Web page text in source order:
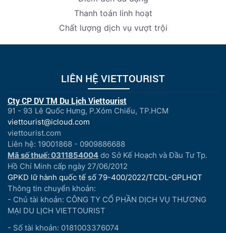
Thanh toán linh hoạt
Chất lượng dịch vụ vượt trội
LIÊN HỆ VIETTOURIST
Cty CP DV TM Du Lịch Viettourist
91 - 93 Lê Quốc Hưng, P.Xóm Chiếu, TP.HCM
viettourist@icloud.com
viettourist.com
Liên hệ: 19001868 - 0909886688
Mã số thuế: 0311854004 do Sở Kế Hoạch và Đầu Tư Tp.
Hồ Chí Minh cấp ngày 27/06/2012
GPKD lữ hành quốc tế số 79-400/2022/TCDL-GPLHQT
Thông tin chuyển khoản:
- Chủ tài khoản: CÔNG TY CỔ PHẦN DỊCH VỤ THƯƠNG
MẠI DU LỊCH VIETTOURIST
- Số tài khoản: 0181003376074